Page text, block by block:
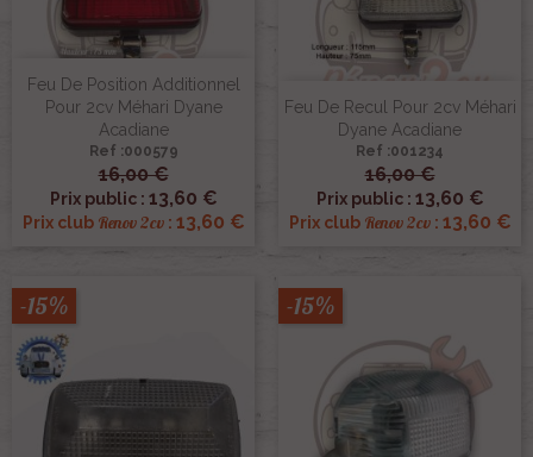
Feu De Position Additionnel
Pour 2cv Méhari Dyane
Acadiane
Ref :000579
16,00 €
Prix public : 13,60 €
Prix club Renov 2cv: 13,60 €
Feu De Recul Pour 2cv Méhari
Dyane Acadiane
Ref :001234
16,00 €
Prix public : 13,60 €
Prix club Renov 2cv: 13,60 €
-15% -15%